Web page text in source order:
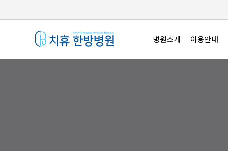
병원소개 이용안내